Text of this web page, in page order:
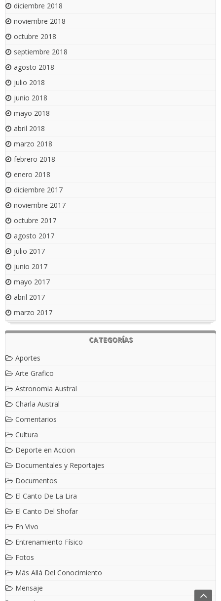
diciembre 2018
noviembre 2018
octubre 2018
septiembre 2018
agosto 2018
julio 2018
junio 2018
mayo 2018
abril 2018
marzo 2018
febrero 2018
enero 2018
diciembre 2017
noviembre 2017
octubre 2017
agosto 2017
julio 2017
junio 2017
mayo 2017
abril 2017
marzo 2017
CATEGORÍAS
Aportes
Arte Grafico
Astronomia Austral
Charla Austral
Comentarios
Cultura
Deporte en Accion
Documentales y Reportajes
Documentos
El Canto De La Lira
El Canto Del Shofar
En Vivo
Entrenamiento Físico
Fotos
Más Allá Del Conocimiento
Mensaje